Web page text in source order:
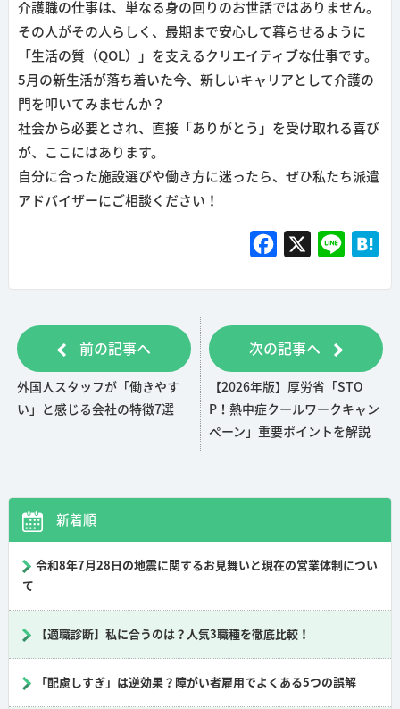
介護職の仕事は、単なる身の回りのお世話ではありません。
その人がその人らしく、最期まで安心して暮らせるように
「生活の質（QOL）」を支えるクリエイティブな仕事です。
5月の新生活が落ち着いた今、新しいキャリアとして介護の
門を叩いてみませんか？
社会から必要とされ、直接「ありがとう」を受け取れる喜び
が、ここにはあります。
自分に合った施設選びや働き方に迷ったら、ぜひ私たち派遣
アドバイザーにご相談ください！
e
b
o
o
k
e
n
前の記事へ
外国人スタッフが「働きやす
い」と感じる会社の特徴7選
次の記事へ
【2026年版】厚労省「STO
P！熱中症クールワークキャン
ペーン」重要ポイントを解説
新着順
令和8年7月28日の地震に関するお見舞いと現在の営業体制につい
て
【適職診断】私に合うのは？人気3職種を徹底比較！
「配慮しすぎ」は逆効果？障がい者雇用でよくある5つの誤解